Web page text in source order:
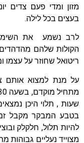
מזון ומדי פעם צדים
בעצים בכל לילה.
לרב נשמע את
הקולות שלהם
ריטואל שחוזר על עצמו
על מנת למצוא אותם
שעות , תלוי היכן
בטבע המבקר מקבל
להיות תלול, חלקלק
מצוייד נעליים גבוהות